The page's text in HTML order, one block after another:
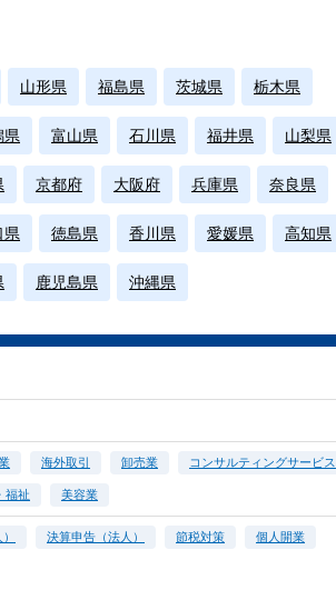
山形県 福島県 茨城県 栃木県
県 富山県 石川県 福井県 山梨県
京都府 大阪府 兵庫県 奈良県
県 徳島県 香川県 愛媛県 高知県
鹿児島県 沖縄県
海外取引 卸売業 コンサルティングサービス
福祉 美容業
決算申告（法人） 節税対策 個人開業